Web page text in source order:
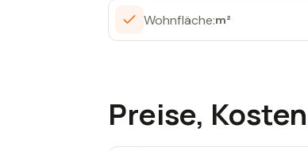
Wohnfläche:m²
Preise,